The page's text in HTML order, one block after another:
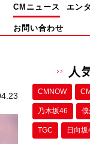
CMニュース エン
お問い合わせ
人
CMNOW CM
乃木坂46
TGC 日向坂